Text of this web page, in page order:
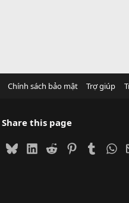
Chính sách bảo mật Trợ giúp
Share this page
BlueskyLinkedIn
Reddit PinterestTumblr